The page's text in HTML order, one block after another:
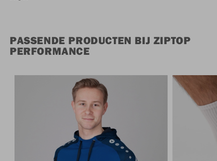
PASSENDE PRODUCTEN BIJ ZIPTOP
PERFORMANCE